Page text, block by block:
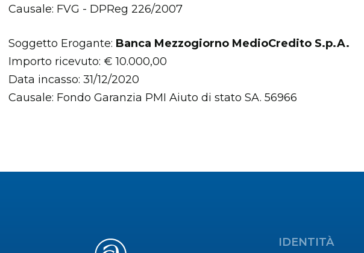
Causale: FVG - DPReg 226/2007
Soggetto Erogante: Banca Mezzogiorno MedioCredito S.p.A.
Importo ricevuto: € 10.000,00
Data incasso: 31/12/2020
Causale: Fondo Garanzia PMI Aiuto di stato SA. 56966
IDENTITÀ